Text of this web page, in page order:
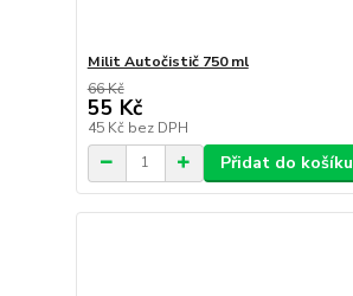
Milit Autočistič 750 ml
66 Kč
55 Kč
45 Kč bez DPH
Přidat do košíku